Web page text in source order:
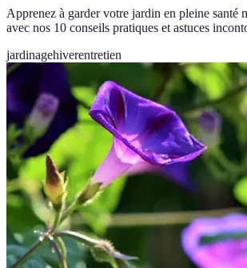
Apprenez à garder votre jardin en pleine santé
avec nos 10 conseils pratiques et astuces
jardinagehiverentretien